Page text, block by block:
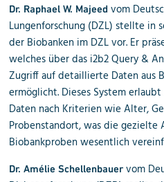
Dr. Raphael W. Majeedvom
Lungenforschung (DZL) stellte in
der Biobanken im DZL vor. Er
welches über das i2b2 Query &
Zugriff auf detaillierte Daten aus
ermöglicht. Dieses System
Daten nach Kriterien wieAlter,
Probenstandort, was die gezielte
Biobankproben wesentlich
Dr. Amélie Schellenbauervom